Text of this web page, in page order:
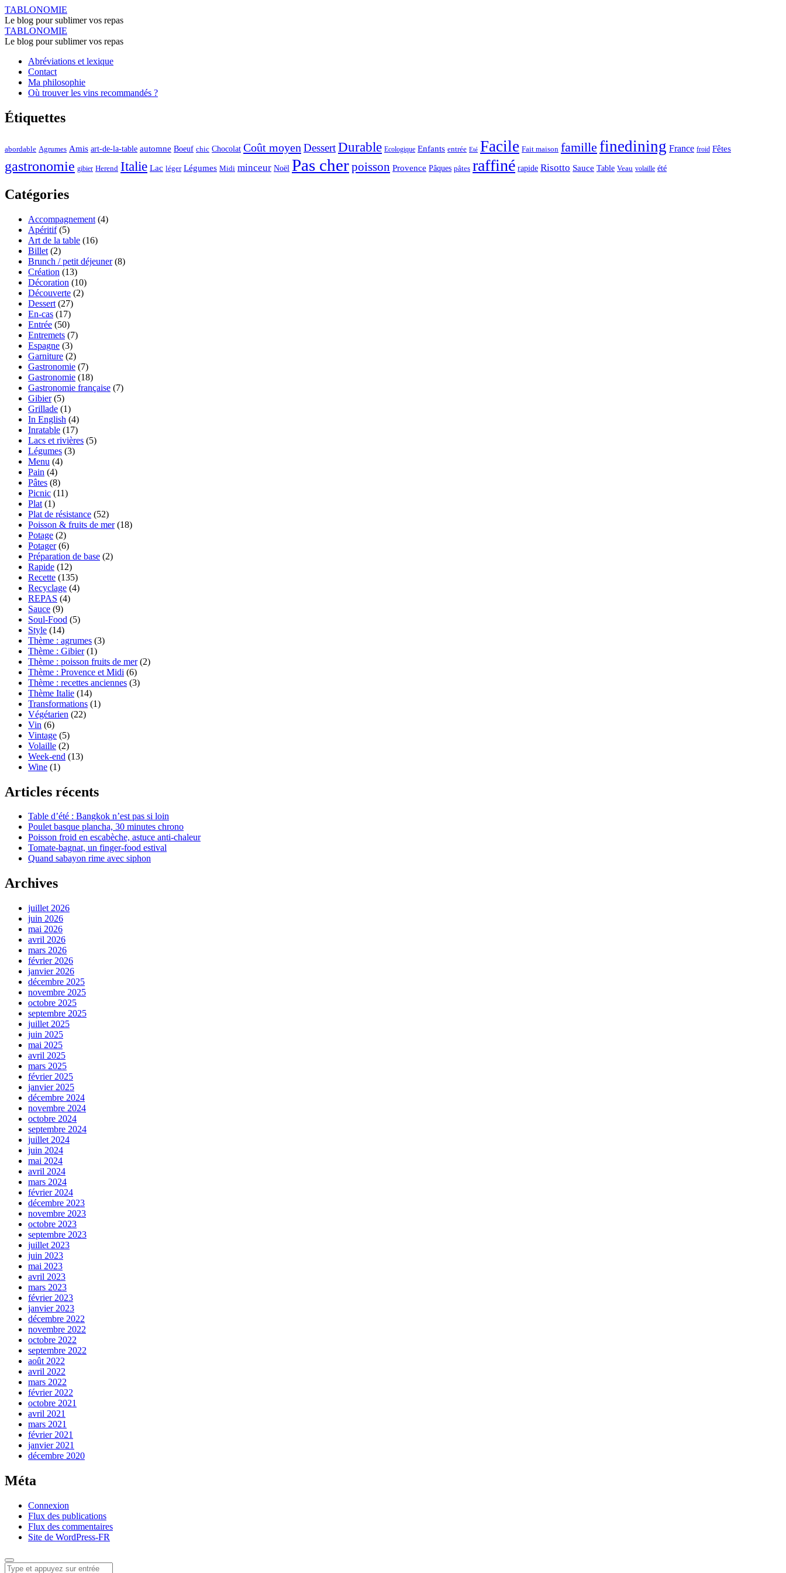
Archives
des
Winery
TABLONOMIE
TABLONOMIE
Le blog pour sublimer vos repas
Archives
des
Winery
TABLONOMIE
TABLONOMIE
Le blog pour sublimer vos repas
Aller
contenu
Abréviations et lexique
Contact
Ma philosophie
Où trouver les vins recommandés ?
Étiquettes
abordable Agrumes Amis art-de-la-table automne Boeuf chic Chocolat Coût moyen DessertDurable Ecologique Enfants entrée Eté Facile Fait maison famille finedining France froid Fêtes
gastronomie gibier Herend Italie Lac léger Légumes Midi minceur Noël Pas cherpoisson Provence Pâques pâtes raffiné rapide Risotto Sauce Table Veau volaille été
Catégories
Accompagnement (4)
Apéritif(5)
Art de la table (16)
Billet (2)
Brunch / petit déjeuner(8)
Création (13)
Décoration (10)
Découverte (2)
Dessert (27)
En-cas (17)
Entrée (50)
Entremets (7)
Espagne (3)
Garniture (2)
Gastronomie (7)
Gastronomie (18)
Gastronomie française (7)
Gibier(5)
Grillade (1)
In English (4)
Inratable (17)
Lacs et rivières (5)
Légumes (3)
Menu (4)
Pain (4)
Pâtes (8)
Picnic (11)
Plat (1)
Plat de résistance (52)
Poisson & fruits de mer(18)
Potage (2)
Potager(6)
Préparation de base (2)
Rapide (12)
Recette (135)
Recyclage (4)
REPAS (4)
Sauce (9)
Soul-Food (5)
Style (14)
Thème : agrumes (3)
Thème : Gibier(1)
Thème : poisson fruits de mer(2)
Thème : Provence et Midi (6)
Thème : recettes anciennes (3)
Thème Italie (14)
Transformations (1)
Végétarien (22)
Vin (6)
Vintage (5)
Volaille (2)
Week-end (13)
Wine (1)
Articles récents
Table d’été : Bangkok n’est pas si loin
Poulet basque plancha, 30 minutes chrono
Poisson froid en escabèche, astuce anti-chaleur
Tomate-bagnat, un finger-food estival
Quand sabayon rime avec siphon
Archives
juillet 2026
juin 2026
mai 2026
avril 2026
mars 2026
février 2026
janvier 2026
décembre 2025
novembre 2025
octobre 2025
septembre 2025
juillet 2025
juin 2025
mai 2025
avril 2025
mars 2025
février 2025
janvier 2025
décembre 2024
novembre 2024
octobre 2024
septembre 2024
juillet 2024
juin 2024
mai 2024
avril 2024
mars 2024
février 2024
décembre 2023
novembre 2023
octobre 2023
septembre 2023
juillet 2023
juin 2023
mai 2023
avril 2023
mars 2023
février 2023
janvier 2023
décembre 2022
novembre 2022
octobre 2022
septembre 2022
août 2022
avril 2022
mars 2022
février 2022
octobre 2021
avril 2021
mars 2021
février 2021
janvier 2021
décembre 2020
Méta
Connexion
Flux des publications
Flux des commentaires
Site de WordPress-FR
Menu
Recherche